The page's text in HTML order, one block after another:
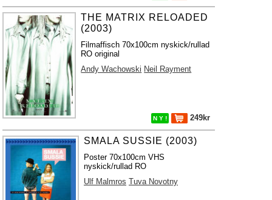
THE MATRIX RELOADED
(2003)
Filmaffisch 70x100cm nyskick/rullad
RO original
Andy Wachowski Neil Rayment
N Y ! 249kr
SMALA SUSSIE (2003)
Poster 70x100cm VHS
nyskick/rullad RO
Ulf Malmros Tuva Novotny